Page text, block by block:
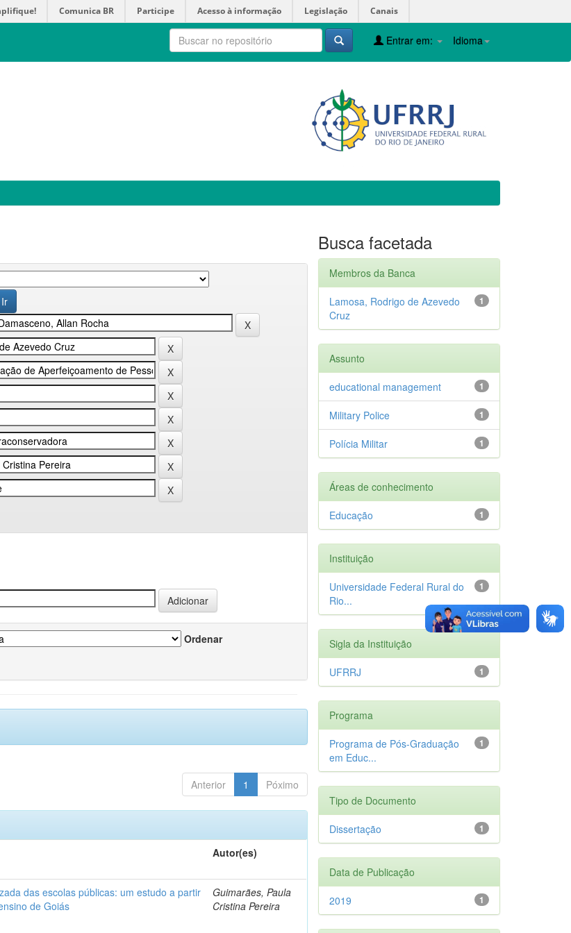
Comunica BR Participe Acesso à informação Legislação Canais
Idioma
Entrar em:
Ordenar
Anterior 1 Póximo
Autor(es)
das escolas públicas: um estudo a partir
de Goiás
Guimarães, Paula
Cristina Pereira
Busca facetada
Membros da Banca
1
Lamosa, Rodrigo de Azevedo
Cruz
Assunto
1
educational management
1
Military Police
1
Polícia Militar
Áreas de conhecimento
1
Educação
Instituição
1
Universidade Federal Rural do
Rio...
Sigla da Instituição
1
UFRRJ
Programa
1
Programa de Pós-Graduação
em Educ...
Tipo de Documento
1
Dissertação
Data de Publicação
1
2019